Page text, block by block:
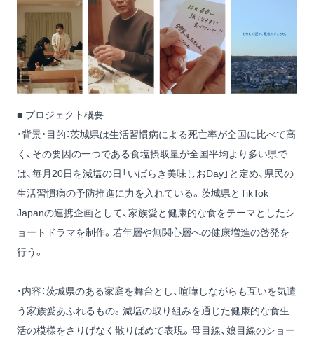
■ プロジェクト概要
・背景・目的：茨城県は生活習慣病による死亡率が全国に比べて高
く、その要因の一つである食塩摂取量が全国平均より多い県で
は、毎月20日を減塩の日「いばらき美味しおDay」と定め、県民の
生活習慣病の予防推進に力を入れている。茨城県とTikTok
Japanの連携企画として、家族愛と健康的な食をテーマとしたシ
ョートドラマを制作。若年層や無関心層への健康増進の啓発を
行う。
・内容：茨城県のある家庭を舞台とし、喧嘩しながらも互いを気遣
う家族愛あふれるもの。減塩の取り組みを通じた健康的な食生
活の模様をさりげなく散りばめて表現。母目線、娘目線のショー